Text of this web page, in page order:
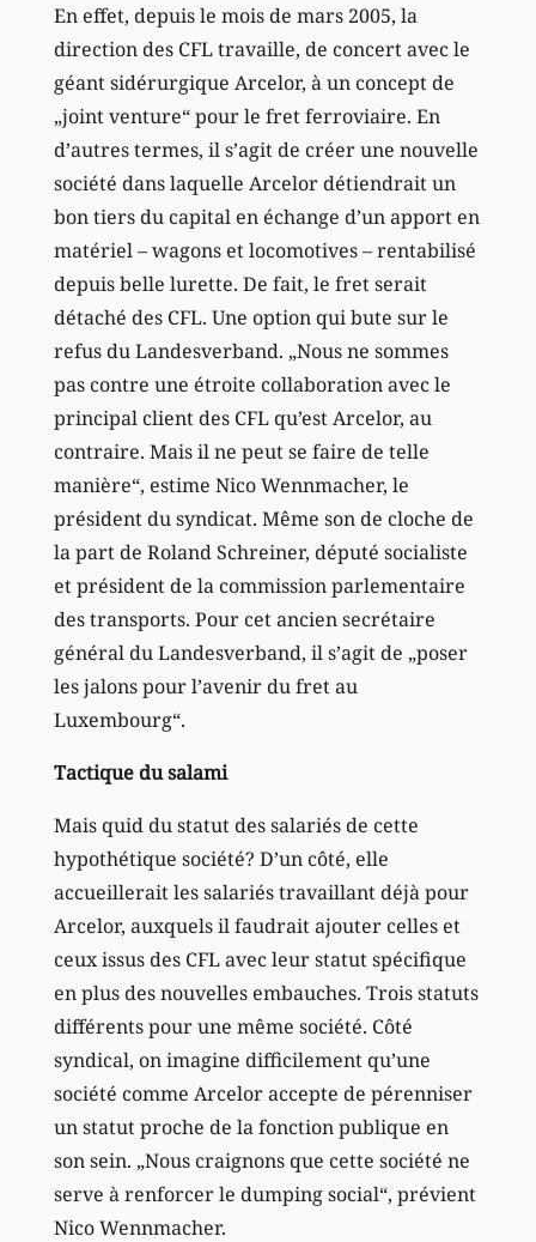
En effet, depuis le mois de mars 2005, la
direction des CFL travaille, de concert avec le
géant sidérurgique Arcelor, à un concept de
„joint venture“ pour le fret ferroviaire. En
d’autres termes, il s’agit de créer une nouvelle
société dans laquelle Arcelor détiendrait un
bon tiers du capital en échange d’un apport en
matériel – wagons et locomotives – rentabilisé
depuis belle lurette. De fait, le fret serait
détaché des CFL. Une option qui bute sur le
refus du Landesverband. „Nous ne sommes
pas contre une étroite collaboration avec le
principal client des CFL qu’est Arcelor, au
contraire. Mais il ne peut se faire de telle
manière“, estime Nico Wennmacher, le
président du syndicat. Même son de cloche de
la part de Roland Schreiner, député socialiste
et président de la commission parlementaire
des transports. Pour cet ancien secrétaire
général du Landesverband, il s’agit de „poser
les jalons pour l’avenir du fret au
Luxembourg“.
Tactique du salami
Mais quid du statut des salariés de cette
hypothétique société? D’un côté, elle
accueillerait les salariés travaillant déjà pour
Arcelor, auxquels il faudrait ajouter celles et
ceux issus des CFL avec leur statut spécifique
en plus des nouvelles embauches. Trois statuts
différents pour une même société. Côté
syndical, on imagine difficilement qu’une
société comme Arcelor accepte de pérenniser
un statut proche de la fonction publique en
son sein. „Nous craignons que cette société ne
serve à renforcer le dumping social“, prévient
Nico Wennmacher.